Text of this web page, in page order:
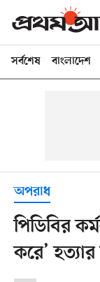
সর্বশেষ বাংলাদেশ
অপরাধ
পিডিবির
করে’